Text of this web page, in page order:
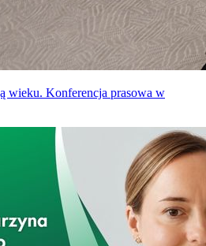
wieku. Konferencja prasowa w